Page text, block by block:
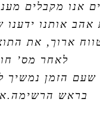
אנו מקבלים
אהב אותנו
ארוך, את
לאחר מס’
שעם הזמן נמשיך
בראש